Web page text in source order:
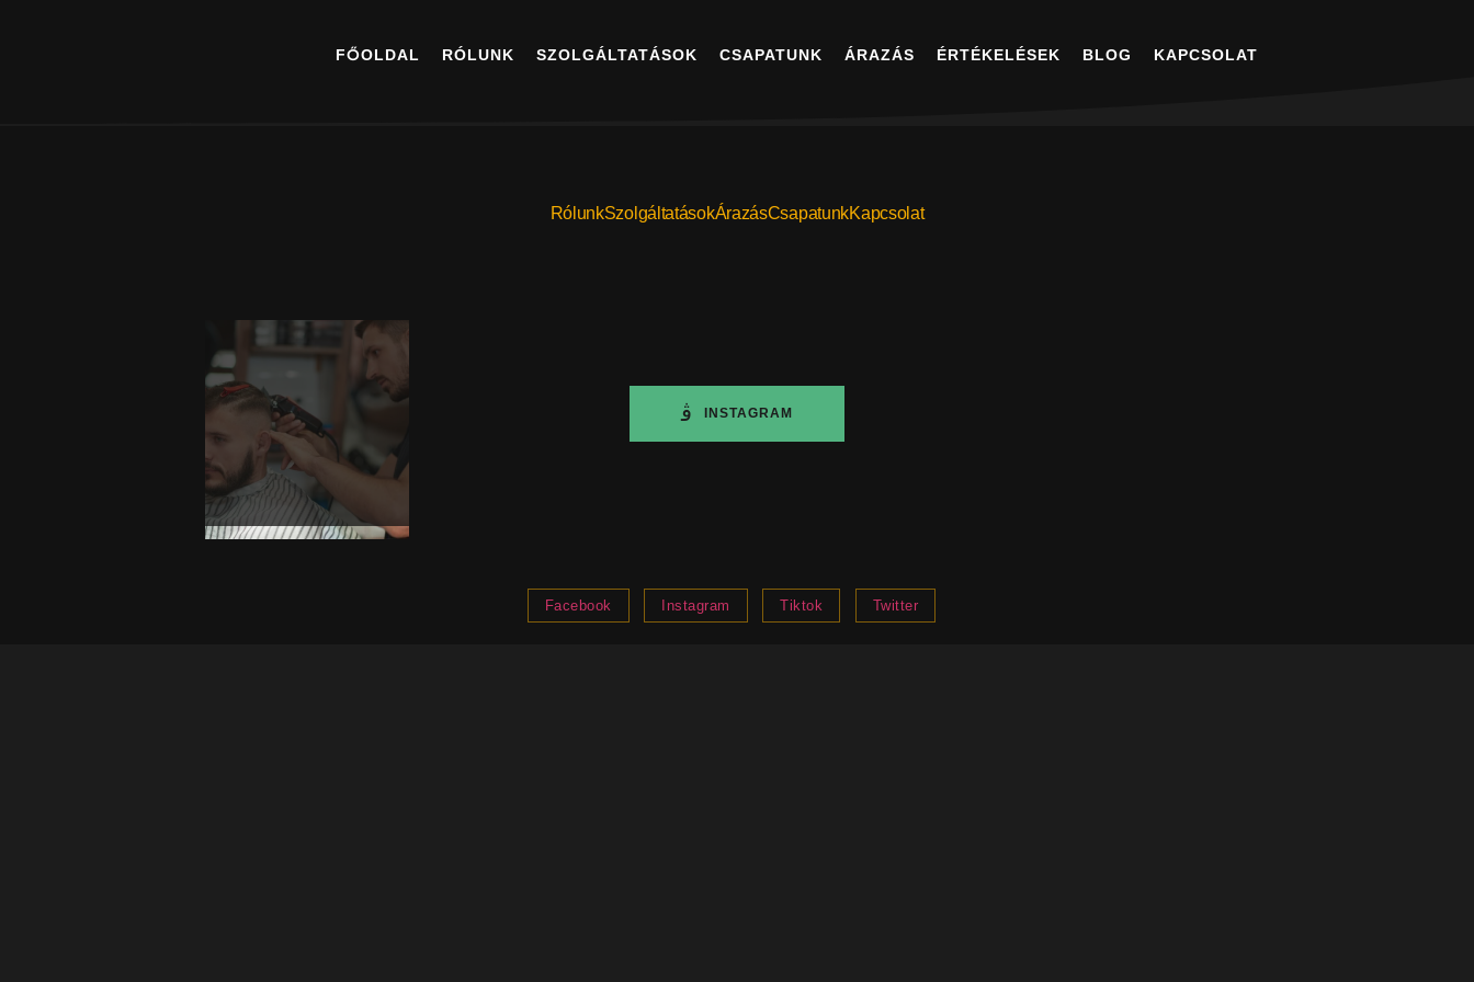
FŐOLDAL RÓLUNK SZOLGÁLTATÁSOK CSAPATUNK ÁRAZÁS ÉRTÉKELÉSEK BLOG KAPCSOLAT
RólunkSzolgáltatásokÁrazásCsapatunkKapcsolat
INSTAGRAM
Facebook Instagram Tiktok Twitter